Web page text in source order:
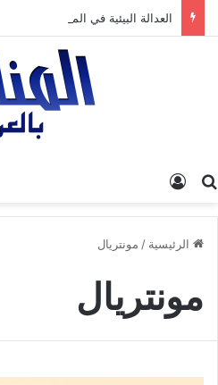
البحث عن
الرئيسية / مونتريال
مونتريال